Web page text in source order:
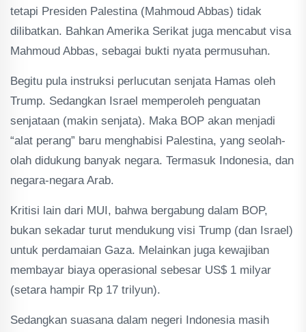
tetapi Presiden Palestina (Mahmoud Abbas) tidak
dilibatkan. Bahkan Amerika Serikat juga mencabut visa
Mahmoud Abbas, sebagai bukti nyata permusuhan.
Begitu pula instruksi perlucutan senjata Hamas oleh
Trump. Sedangkan Israel memperoleh penguatan
senjataan (makin senjata). Maka BOP akan menjadi
“alat perang” baru menghabisi Palestina, yang seolah-
olah didukung banyak negara. Termasuk Indonesia, dan
negara-negara Arab.
Kritisi lain dari MUI, bahwa bergabung dalam BOP,
bukan sekadar turut mendukung visi Trump (dan Israel)
untuk perdamaian Gaza. Melainkan juga kewajiban
membayar biaya operasional sebesar US$ 1 milyar
(setara hampir Rp 17 trilyun).
Sedangkan suasana dalam negeri Indonesia masih